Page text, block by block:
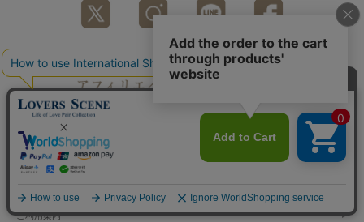
トップへ戻る
カートを見る
マイページへ
ご利用案内